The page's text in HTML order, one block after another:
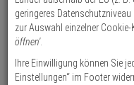
Zeichen
ein,
um
Suche
gestartet
ABUS
Set, gelb/gelb
Produktmerkmale
geringeres
zur Auswahl einzelner
öffnen'.
Ihre Einwilligung können Sie
Einstellungen“ im Footer